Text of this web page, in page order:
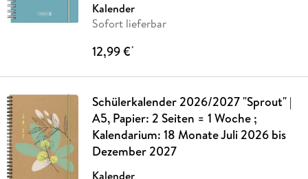
Kalender
Sofort lieferbar
12,99 €*
Schülerkalender 2026/2027 "Sprout" |
A5, Papier: 2 Seiten = 1 Woche ;
Kalendarium: 18 Monate Juli 2026 bis
Dezember 2027
Kalender